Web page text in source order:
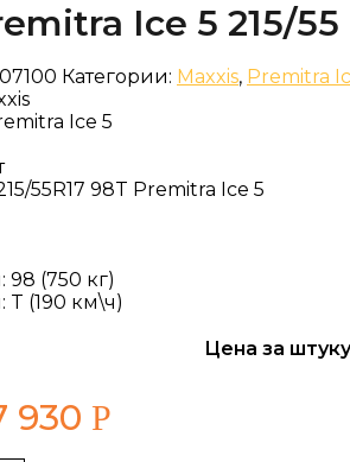
Ice 5 215/55
Категории: Maxxis, Premitra
Ice 5
55R17 98T Premitra Ice 5
98 (750 кг)
T (190 км\ч)
Цена за
930 Р